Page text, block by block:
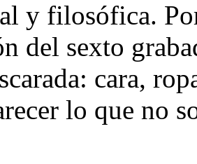
y filosófica.
del sexto
cara,
lo que no